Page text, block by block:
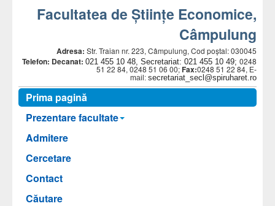
Facultatea de Științe Economice,
Câmpulung
Adresa: Str. Traian nr. 223, Câmpulung, Cod poștal: 030045
Telefon: Decanat: 021 455 10 48, Secretariat: 021 455 10 49; 0248
51 22 84, 0248 51 06 00;Fax:0248 51 22 84, E-
mail: secretariat_secl@spiruharet.ro
Prima pagină
Prezentare facultate
Admitere
Cercetare
Contact
Căutare